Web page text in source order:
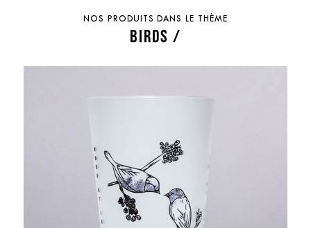
NOS PRODUITS DANS LE THÈME
BIRDS /